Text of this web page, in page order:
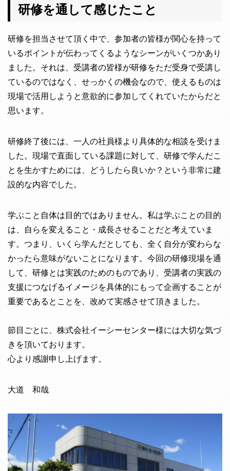
研修を通して感じたこと
研修を担当させて頂く中で、参加者の皆様が関心を持って
いるポイントが伝わってくるようなシーンがいくつかあり
ました。それは、受講者の皆様が研修をただ受身で受講し
ているのではなく、せっかくの機会なので、使えるものは
現場で活用しようと意欲的に参加してくれていたからだと
思います。
研修終了後には、一人の社員様より具体的な相談を受けま
した。現場で直面している課題に対して、研修で学んだこ
とを生かすためには、どうしたら良いか？という非常に建
設的な内容でした。
学ぶこと自体は目的ではありません。私は学ぶことの目的
は、自らを変えること・成長させることだと考えていま
す。つまり、いくら学んだとしても、全く自分が変わらな
かったら意味がないことになります。今回の研修現場を通
して、研修とは実践のためのものであり、受講者の実践の
支援につなげるイメージを具体的にもって企画することが
重要であるとことを、改めて実感させて頂きました。
節目ごとに、株式会社イーシーセンター様には大切な気づ
きを頂いております。
心より感謝申し上げます。
大道 和哉